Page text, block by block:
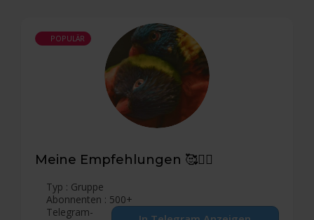
POPULÄR
Meine Empfehlungen 🥰🙋‍♂️
Typ : Gruppe
Abonnenten : 500+
Telegram-